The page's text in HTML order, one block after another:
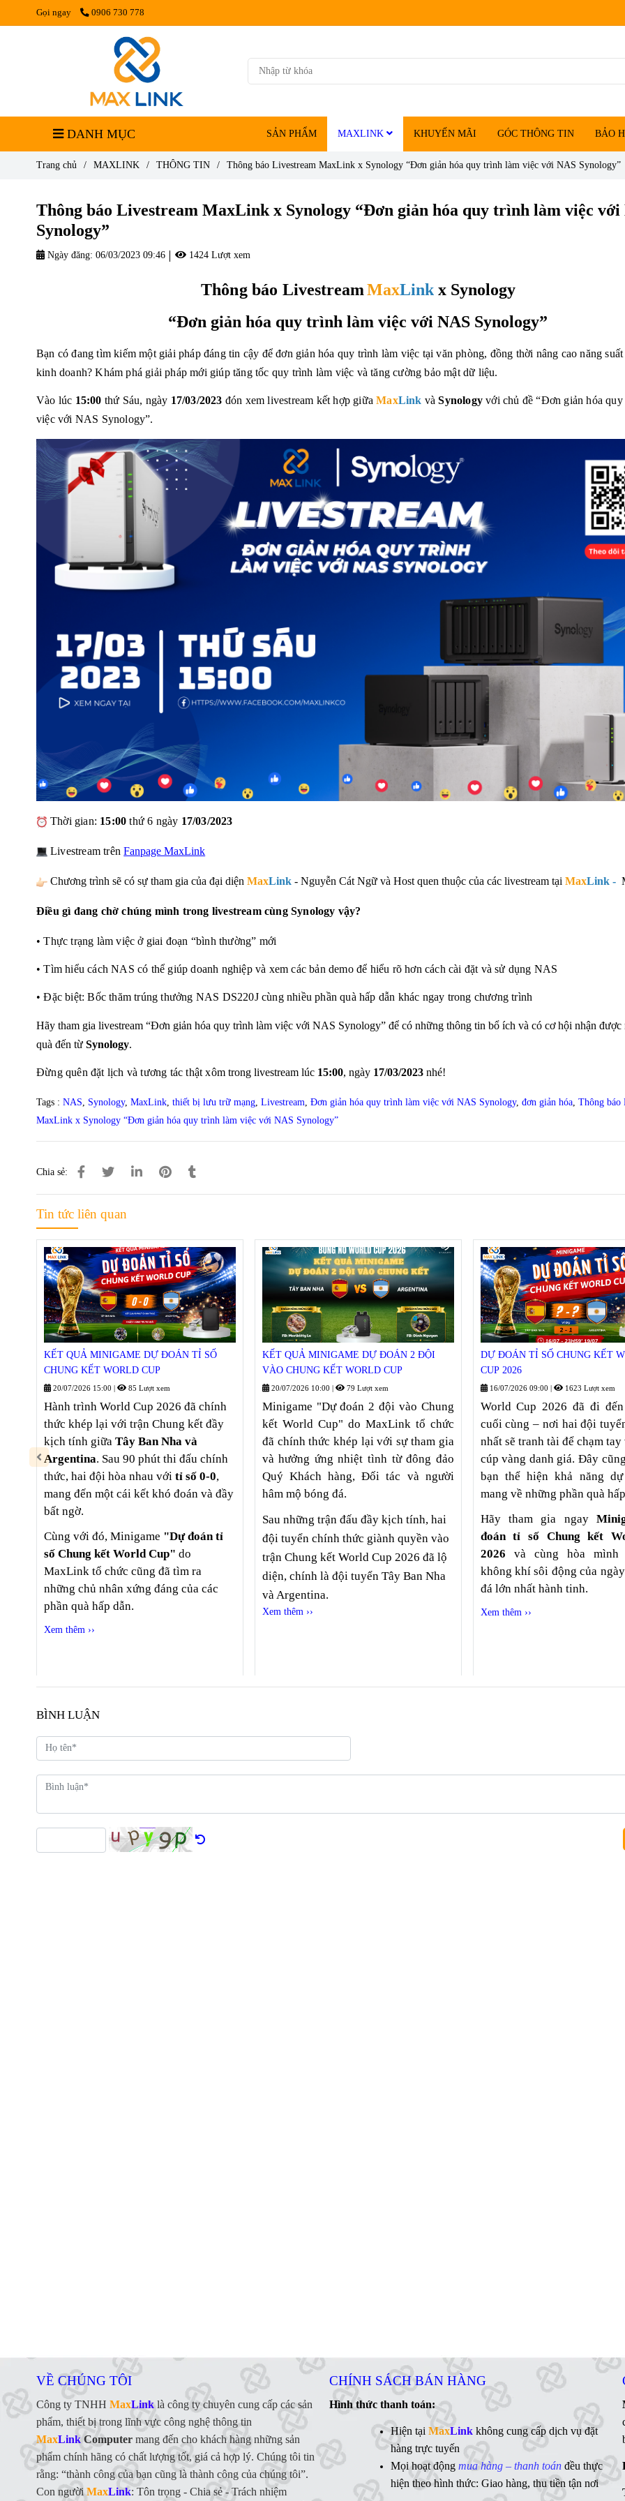
Gọi ngay 0906 730 778
DANH MỤC SẢN PHẨM MAXLINK KHUYẾN MÃI GÓC THÔNG TIN BẢO
Trang chủ / MAXLINK / THÔNG TIN / Thông báo Livestream MaxLink x Synology “Đơn giản hóa quy trình làm việc với NAS Synology”
Thông báo Livestream MaxLink x Synology “Đơn giản hóa quy trình làm việc với
Synology”
Ngày đăng: 06/03/2023 09:46 1424 Lượt xem
Thông báo LivestreamMaxLink x Synology
“Đơn giản hóa quy trình làm việc với NAS Synology”
Bạn có đang tìm kiếm một giải pháp đáng tin cậy để đơn giản hóa quy trình làm việc tại văn phòng, đồng thời nâng cao năng
kinh doanh? Khám phá giải pháp mới giúp tăng tốc quy trình làm việc và tăng cường bảo mật dữ liệu.
Vào lúc 15:00 thứ Sáu, ngày 17/03/2023 đón xem livestream kết hợp giữaMaxLink vàSynology với chủ đề “Đơn giản hóa
việc với NAS Synology”.
Thời gian: 15:00 thứ 6 ngày 17/03/2023
Livestream trên Fanpage MaxLink
Chương trình sẽ có sự tham gia của đại diện MaxLink - Nguyễn Cát Ngữ và Host quen thuộc của các livestream tại MaxLink -
Điều gì đang chờ chúng mình trong livestream cùng Synology vậy?
• Thực trạng làm việc ở giai đoạn “bình thường” mới
• Tìm hiểu cách NAS có thể giúp doanh nghiệp và xem các bản demo để hiểu rõ hơn cách cài đặt và sử dụng NAS
• Đặc biệt: Bốc thăm trúng thưởng NAS DS220J cùng nhiều phần quà hấp dẫn khác ngay trong chương trình
Hãy tham gia livestream “Đơn giản hóa quy trình làm việc với NAS Synology” để có những thông tin bổ ích và có cơ hội nhận được
quà đến từ Synology.
Đừng quên đặt lịch và tương tác thật xômtrong livestream lúc 15:00, ngày 17/03/2023 nhé!
Tags : NAS Synology, MaxLink thiết bị lưu trữ mạng Livestream Đơn giản hóa quy trình làm việc với NAS Synology, đơn giản hóa Thông báo
MaxLink x Synology “Đơn giản hóa quy trình làm việc với NAS Synology”
Chia sẻ:
Tin tức liên quan
KẾT QUẢ MINIGAME DỰ ĐOÁN TỈ SỐ
CHUNG KẾT WORLD CUP
20/07/2026 15:00 85 Lượt xem
Hành trình World Cup 2026 đã chính
thức khép lại với trận Chung kết đầy
kịch tính giữa Tây Ban Nha và
Argentina. Sau 90 phút thi đấu chính
thức, hai đội hòa nhau với tỉ số 0-0,
mang đến một cái kết khó đoán và đầy
bất ngờ.
Cùng với đó, Minigame "Dự đoán tỉ
số Chung kết World Cup" do
MaxLink tổ chức cũng đã tìm ra
những chủ nhân xứng đáng của các
phần quà hấp dẫn.
Xem thêm ››
KẾT QUẢ MINIGAME DỰ ĐOÁN 2 ĐỘI
VÀO CHUNG KẾT WORLD CUP
20/07/2026 10:00 79 Lượt xem
Minigame "Dự đoán 2 đội vào Chung
kết World Cup" do MaxLink tổ chức
đã chính thức khép lại với sự tham gia
và hưởng ứng nhiệt tình từ đông đảo
Quý Khách hàng, Đối tác và người
hâm mộ bóng đá.
Sau những trận đấu đầy kịch tính, hai
đội tuyển chính thức giành quyền vào
trận Chung kết World Cup 2026 đã lộ
diện, chính là đội tuyển Tây Ban Nha
và Argentina.
Xem thêm ››
DỰ ĐOÁN TỈ SỐ CHUNG KẾT
CUP 2026
16/07/2026 09:00 1623 Lượt xem
World Cup 2026 đã đi
cuối cùng – nơi hai đội
nhất sẽ tranh tài để chạm tay
cúp vàng danh giá. Đây
bạn thể hiện khả năng
mang về những phần quà
Hãy tham gia ngay
đoán tỉ số Chung kết
2026 và cùng hòa mình
không khí sôi động của
đá lớn nhất hành tinh.
Xem thêm ››
BÌNH LUẬN
VỀ CHÚNG TÔI
Công ty TNHH MaxLinklà công ty chuyên cung cấp các sản
phẩm, thiết bị trong lĩnh vực công nghệ thông tin
MaxLink Computer mang đến cho khách hàng những sản
phẩm chính hãng có chất lượng tốt, giá cả hợp lý. Chúng tôi tin
rằng: “thành công của bạn cũng là thành công của chúng tôi”.
Con ngườiMaxLink: Tôn trọng - Chia sẻ - Trách nhiệm
CHÍNH SÁCH BÁN HÀNG
Hình thức thanh toán:
Hiện tại MaxLink không cung cấp dịch vụ đặt
hàng trực tuyến
Mọi hoạt động mua hàng – thanh toán đều thực
hiện theo hình thức: Giao hàng, thu tiền tận nơi